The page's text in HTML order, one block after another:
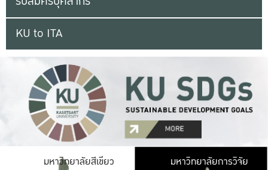
KU to ITA
มหาวิทยาลัยสีเขียว มหาวิ
มหาวิทยาลัยการวิจัย